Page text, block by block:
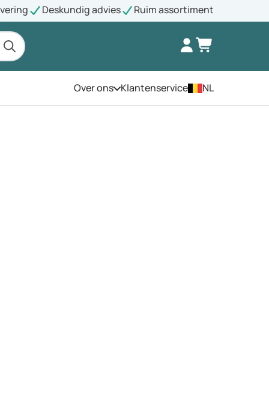
Deskundig advies Ruim assortiment
Over onsOpen het menu
Klantenservice NL